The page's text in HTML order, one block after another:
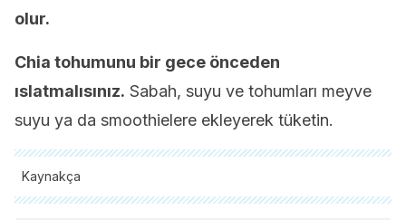
olur.
Chia tohumunu bir gece önceden
ıslatmalısınız. Sabah, suyu ve tohumları meyve
suyu ya da smoothielere ekleyerek tüketin.
Kaynakça
Tüm alıntı yapılan kaynaklar, kalitelerini, güvenilirliklerini,